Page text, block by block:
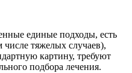
единые подходы, есть
числе тяжелых случаев),
картину, требуют
подбора лечения.